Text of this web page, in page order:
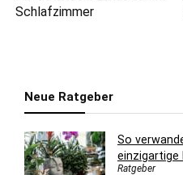
Schlafzimmer
Neue Ratgeber
So
einzigartige
Ratgeber